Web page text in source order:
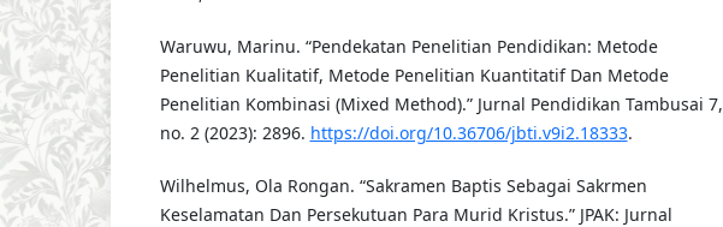
Waruwu, Marinu. “Pendekatan Penelitian Pendidikan: Metode
Penelitian Kualitatif, Metode Penelitian Kuantitatif Dan Metode
Penelitian Kombinasi (Mixed Method).” Jurnal Pendidikan Tambusai 7,
no. 2 (2023): 2896. https://doi.org/10.36706/jbti.v9i2.18333.
Wilhelmus, Ola Rongan. “Sakramen Baptis Sebagai Sakrmen
Keselamatan Dan Persekutuan Para Murid Kristus.” JPAK: Jurnal